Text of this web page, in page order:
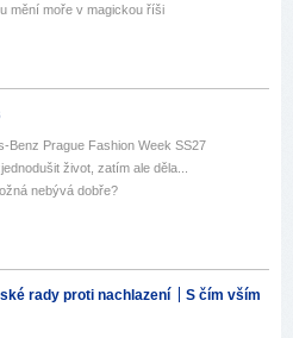
mění moře v magickou říši
Benz Prague Fashion Week SS27
život, zatím ale děla...
nebývá dobře?
rady proti nachlazení
S čím vším